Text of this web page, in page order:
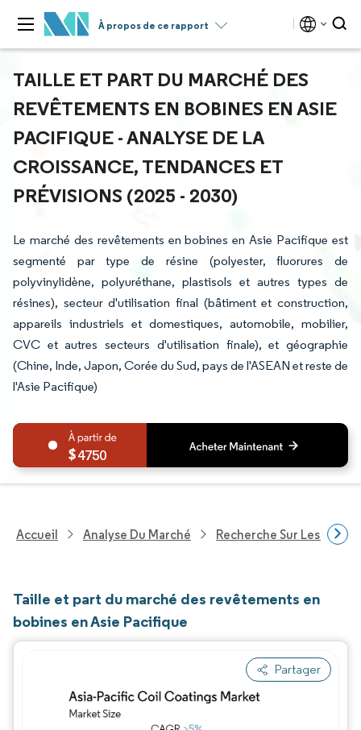
À propos de ce rapport
TAILLE ET PART DU MARCHÉ DES
REVÊTEMENTS EN BOBINES EN ASIE
PACIFIQUE - ANALYSE DE LA
CROISSANCE, TENDANCES ET
PRÉVISIONS (2025 - 2030)
Le marché des revêtements en bobines en Asie Pacifique est
segmenté par type de résine (polyester, fluorures de
polyvinylidène, polyuréthane, plastisols et autres types de
résines), secteur d'utilisation final (bâtiment et construction,
appareils industriels et domestiques, automobile, mobilier,
CVC et autres secteurs d'utilisation finale), et géographie
(Chine, Inde, Japon, Corée du Sud, pays de l'ASEAN et reste de
l'Asie Pacifique)
4750
Accueil Analyse Du Marché Recherche Sur Les
Taille et part du marché des revêtements en
bobines en Asie Pacifique
Partager